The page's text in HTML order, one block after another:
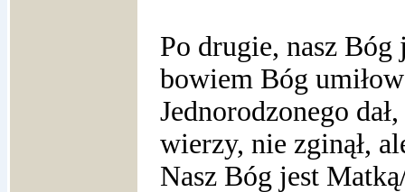
Po drugie, nasz Bóg
bowiem Bóg
Jednorodzonego
wierzy, nie zginął,
Nasz Bóg jest